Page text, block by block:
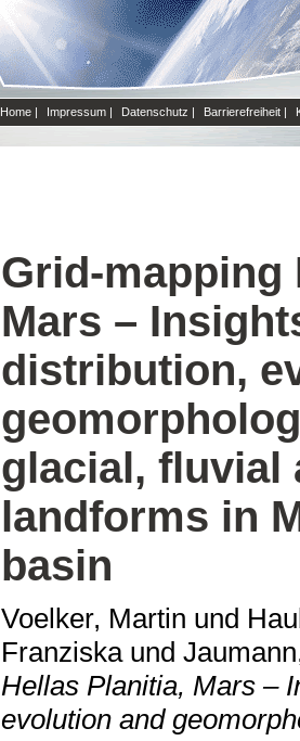
Home | Impressum | Datenschutz | Barrierefreiheit |
Grid-mapping
Mars –
distribution,
glacial, fluvial
landforms in
basin
Voelker, Martin und
Franziskaund
Hellas Planitia, Mars –
evolution and